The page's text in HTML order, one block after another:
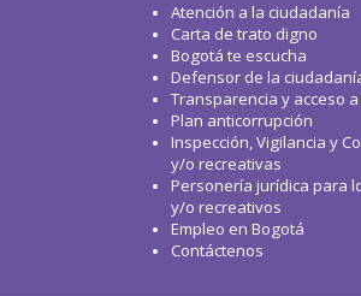
Atención a la ciudadanía
Carta de trato digno
Bogotá te escucha
Defensor de la
Transparencia y acceso
Plan anticorrupción
Inspección, Vigilancia y
y/o recreativas
Personería jurídica para
y/o recreativos
Empleo en Bogotá
Contáctenos